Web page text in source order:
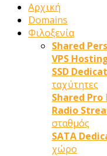
Αρχική
Domains
Φιλοξενία
Shared
VPS
SSD
ταχύτητες
Shared Pro
Radio
σταθμός
SATA
χώρο